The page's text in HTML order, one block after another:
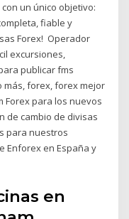
un único objetivo:
fiable y
Forex! Operador
excursiones,
publicar fms
más, forex, forex mejor
Forex para los nuevos
de cambio de divisas
para nuestros
Enforex en España y
en